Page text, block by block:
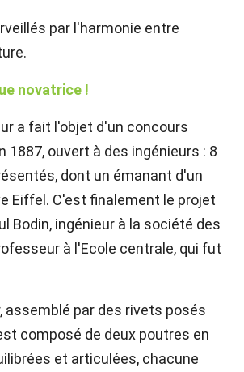
par l'harmonie entre
novatrice !
a fait l'objet d'un concours
1887, ouvert à des ingénieurs : 8
dont un émanant d'un
Eiffel. C'est finalement le projet
Bodin, ingénieur à la société des
à l'Ecole centrale, qui fut
assemblé par des rivets posés
composé de deux poutres en
et articulées, chacune